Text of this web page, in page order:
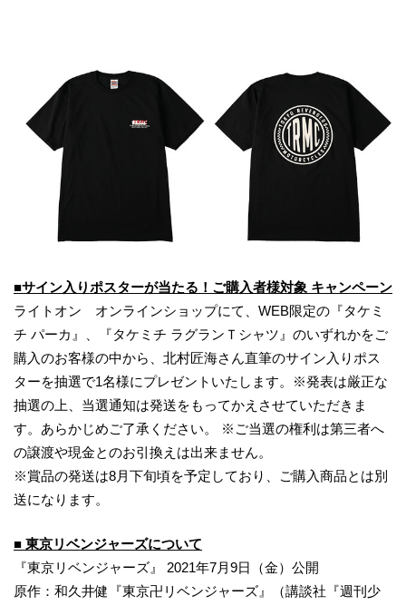
■サイン入りポスターが当たる！ご購入者様対象 キャンペーン
ライトオン オンラインショップにて、WEB限定の『タケミ
チ パーカ』、『タケミチ ラグランＴシャツ』のいずれかをご
購入のお客様の中から、北村匠海さん直筆のサイン入りポス
ターを抽選で1名様にプレゼントいたします。※発表は厳正な
抽選の上、当選通知は発送をもってかえさせていただきま
す。あらかじめご了承ください。 ※ご当選の権利は第三者へ
の譲渡や現金とのお引換えは出来ません。
※賞品の発送は8月下旬頃を予定しており、ご購入商品とは別
送になります。
■ 東京リベンジャーズについて
『東京リベンジャーズ』 2021年7月9日（金）公開
原作：和久井健『東京卍リベンジャーズ』（講談社『週刊少